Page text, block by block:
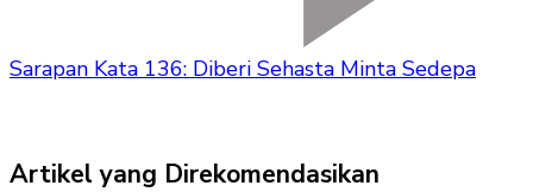
Sarapan Kata 136: Diberi Sehasta Minta Sedepa
Artikel yang Direkomendasikan